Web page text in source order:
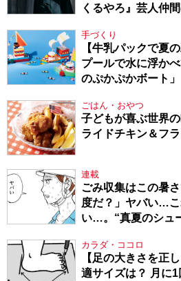
くるやろ』芸人仲
手づくり
【牛乳パックで夏
プールで水に浮か
のぷかぷかボート」
ごはん・おやつ
子どもが喜ぶ世界
ライドチキン＆フ
連載
ごみ収集はこの暑
度だ？」ヤバい…
い…。“真夏のシュ
カラダ・ココロ
【足の大きさを正
適サイズは？ 月に1